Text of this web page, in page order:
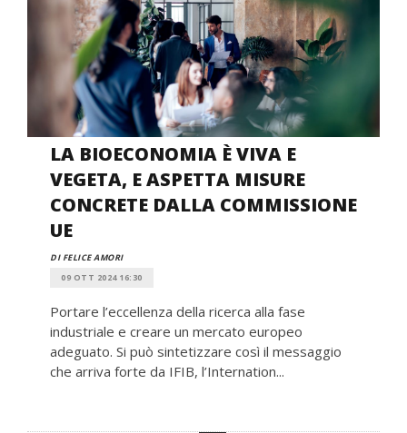
LA BIOECONOMIA È VIVA E
VEGETA, E ASPETTA MISURE
CONCRETE DALLA COMMISSIONE
UE
DI FELICE AMORI
09 OTT 2024 16:30
Portare l’eccellenza della ricerca alla fase
industriale e creare un mercato europeo
adeguato. Si può sintetizzare così il messaggio
che arriva forte da IFIB, l’Internation...